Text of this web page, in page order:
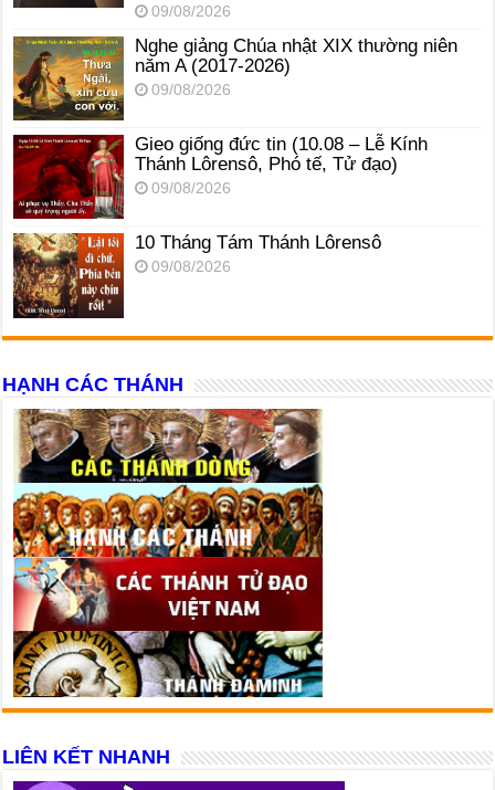
09/08/2026
Nghe giảng Chúa nhật XIX thường niên
năm A (2017-2026)
09/08/2026
Gieo giống đức tin (10.08 – Lễ Kính
Thánh Lôrensô, Phó tế, Tử đạo)
09/08/2026
10 Tháng Tám Thánh Lôrensô
09/08/2026
HẠNH CÁC THÁNH
LIÊN KẾT NHANH